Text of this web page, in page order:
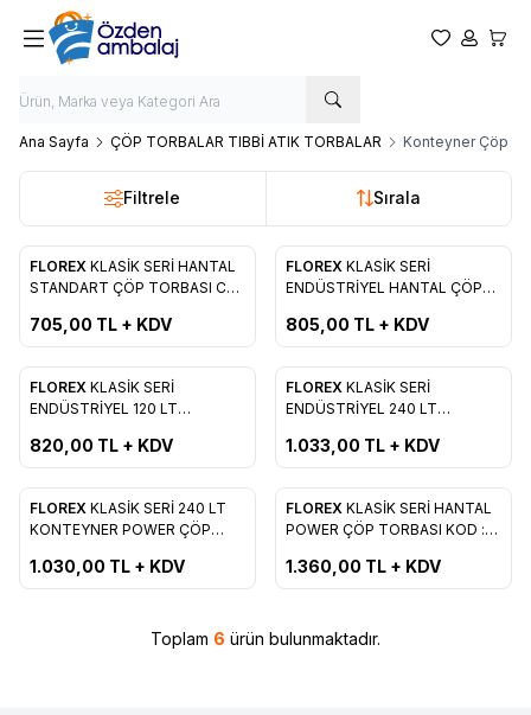
Favorilerim
Hesabım
Ana Sayfa ÇÖP TORBALAR TIBBİ ATIK TORBALAR Konteyner Çöp
Filtrele Sırala
Favorilere Ekle
FLOREX KLASİK SERİ HANTAL
STANDART ÇÖP TORBASI C
705,00 TL + KDV
Yeni
Favorilere Ekle
FLOREX KLASİK SERİ
ENDÜSTRİYEL HANTAL ÇÖP
508
805,00 TL + KDV
Favorilere Ekle
FLOREX KLASİK SERİ
ENDÜSTRİYEL 120 LT
KATLAMA KOD : 509
820,00 TL + KDV
Favorilere Ekle
FLOREX KLASİK SERİ
ENDÜSTRİYEL 240 LT
KATLAMA KOD : 510
1.033,00 TL + KDV
Yeni
Favorilere Ekle
FLOREX KLASİK SERİ 240 LT
KONTEYNER POWER ÇÖP
1.030,00 TL + KDV
Yeni
Favorilere Ekle
FLOREX KLASİK SERİ HANTAL
POWER ÇÖP TORBASI KOD :
1.360,00 TL + KDV
Toplam 6 ürün bulunmaktadır.